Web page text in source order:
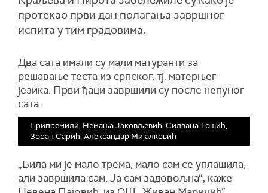
протекао први дан полагања завршног
испита у тим градовима.
Два сата имали су мали матуранти за
решавање теста из српског, тј. матерњег
језика. Први ђаци завршили су после непуног
сата.
Припремили: Немања Јаковљевић, Силвана Тошић,
Зоран Сарић, Александар Мијалковић
„Била ми је мало трема, мало сам се уплашила,
али завршила сам. Ја сам задовољна“, каже